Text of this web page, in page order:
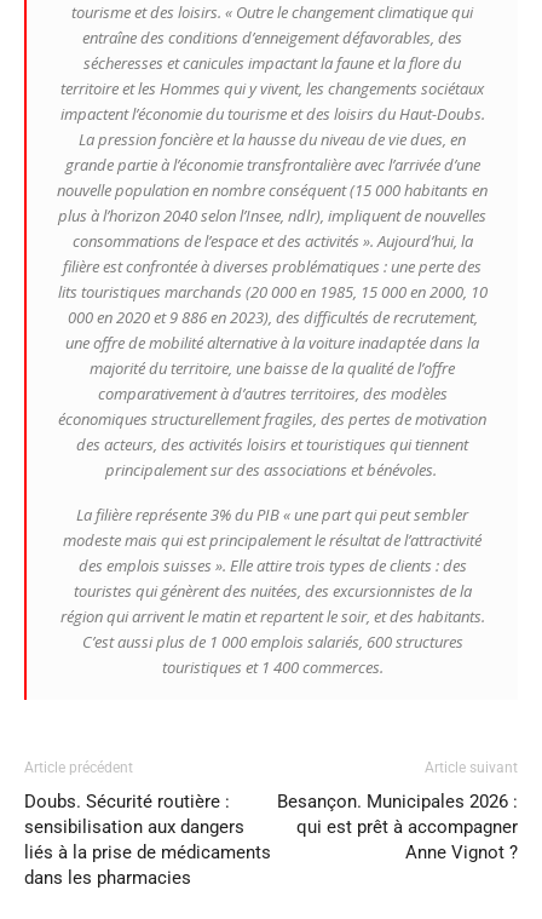
tourisme et des loisirs. « Outre le changement climatique qui
entraîne des conditions d’enneigement défavorables, des
sécheresses et canicules impactant la faune et la flore du
territoire et les Hommes qui y vivent, les changements sociétaux
impactent l’économie du tourisme et des loisirs du Haut-Doubs.
La pression foncière et la hausse du niveau de vie dues, en
grande partie à l’économie transfrontalière avec l’arrivée d’une
nouvelle population en nombre conséquent (15 000 habitants en
plus à l’horizon 2040 selon l’Insee, ndlr), impliquent de nouvelles
consommations de l’espace et des activités ». Aujourd’hui, la
filière est confrontée à diverses problématiques : une perte des
lits touristiques marchands (20 000 en 1985, 15 000 en 2000, 10
000 en 2020 et 9 886 en 2023), des difficultés de recrutement,
une offre de mobilité alternative à la voiture inadaptée dans la
majorité du territoire, une baisse de la qualité de l’offre
comparativement à d’autres territoires, des modèles
économiques structurellement fragiles, des pertes de motivation
des acteurs, des activités loisirs et touristiques qui tiennent
principalement sur des associations et bénévoles.
La filière représente 3% du PIB« une part qui peut sembler
modeste mais qui est principalement le résultat de l’attractivité
des emplois suisses ». Elle attire trois types de clients : des
touristes qui génèrent des nuitées, des excursionnistes de la
région qui arrivent le matin et repartent le soir, et des habitants.
C’est aussi plus de 1 000 emplois salariés, 600 structures
touristiques et 1 400 commerces.
Article précédent
Doubs. Sécurité routière :
sensibilisation aux dangers
liés à la prise de médicaments
dans les pharmacies
Article suivant
Besançon. Municipales 2026 :
qui est prêt à accompagner
Anne Vignot ?